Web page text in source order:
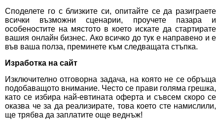
Споделете го с близките си, опитайте се да разиграете
всички възможни сценарии, проучете пазара и
особеностите на мястото в което искате да стартирате
вашия онлайн бизнес. Ако всичко до тук е направено и е
във ваша полза, преминете към следващата стъпка.
Изработка на сайт
Изключително отговорна задача, на която не се обръща
подобаващото внимание. Често се прави голяма грешка,
като се избира най-евтината оферта и съвсем скоро се
оказва че за да реализирате, това което сте намислили,
ще трябва да заплатите още веднъж!